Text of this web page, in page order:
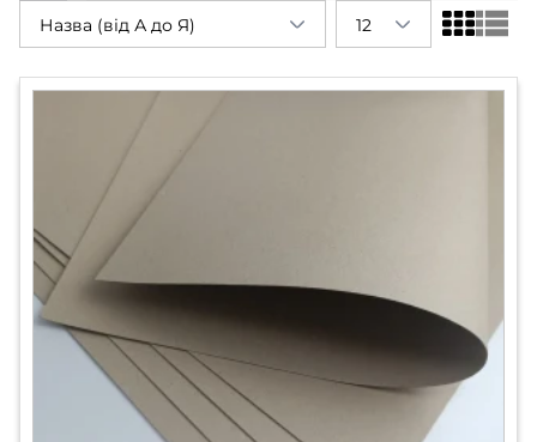
Назва (від А до Я) 12